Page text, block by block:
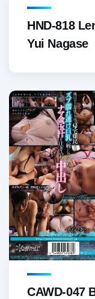
HND-818
Yui Nagase
CAWD-047